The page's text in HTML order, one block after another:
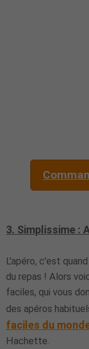
3. Simplissime :
L'apéro, c'est
du repas ! Alors
faciles, qui vous
des apéros
faciles du
Hachette.